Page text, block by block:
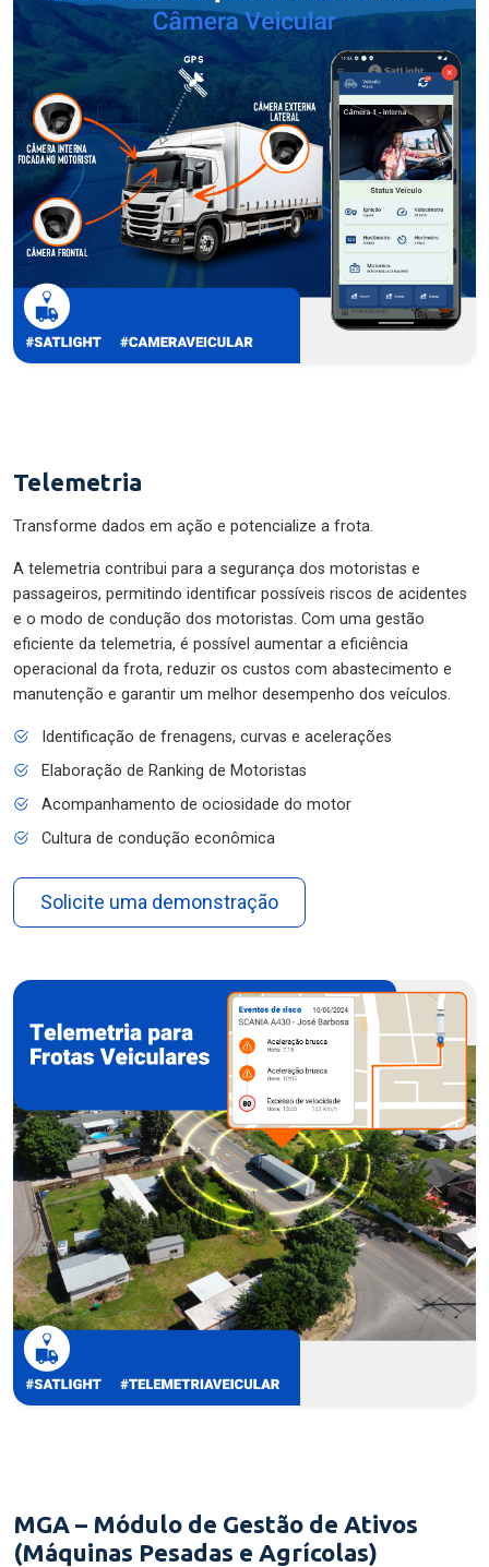
Telemetria
Transforme dados em ação e potencialize a frota.
A telemetria contribui para a segurança dos motoristas e
passageiros, permitindo identificar possíveis riscos de acidentes
e o modo de condução dos motoristas. Com uma gestão
eficiente da telemetria, é possível aumentar a eficiência
operacional da frota, reduzir os custos com abastecimento e
manutenção e garantir um melhor desempenho dos veículos.
Identificação de frenagens, curvas e acelerações
Elaboração de Ranking de Motoristas
Acompanhamento de ociosidade do motor
Cultura de condução econômica
Solicite uma demonstração
MGA – Módulo de Gestão de Ativos
(Máquinas Pesadas e Agrícolas)